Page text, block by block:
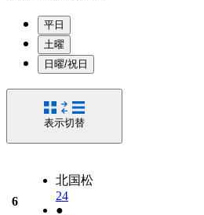
平日
土曜
日曜/祝日
表示切替
6
北国松
24
●